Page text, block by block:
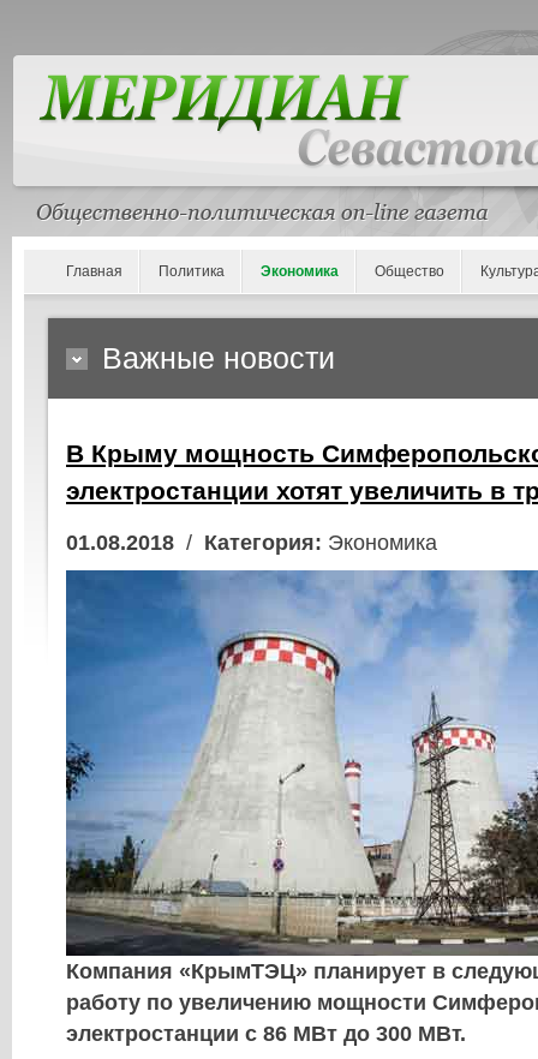
Главная Политика Экономика Общество
Важные новости
В Крыму мощность
электростанции хотят увеличить в
01.08.2018 / Категория: Экономика
Компания «КрымТЭЦ» планирует в
работу по увеличению мощности
электростанции с 86 МВт до 300 МВт.